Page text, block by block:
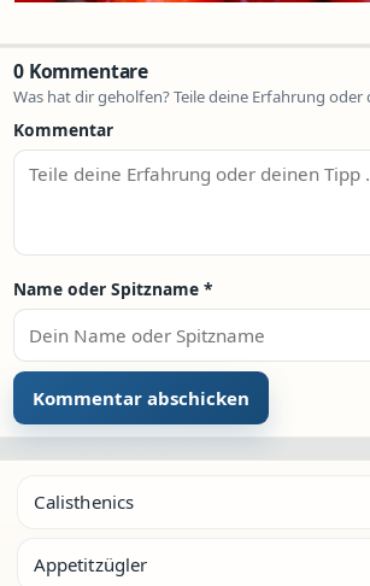
0 Kommentare
Was hat dir geholfen? Teile deine Erfahrung oder
Kommentar
Name oder Spitzname *
Calisthenics
Appetitzügler